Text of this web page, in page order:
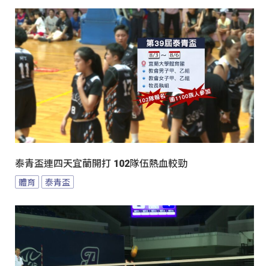
泰青盃連四天宜蘭開打 102隊伍熱血較勁
體育 泰青盃